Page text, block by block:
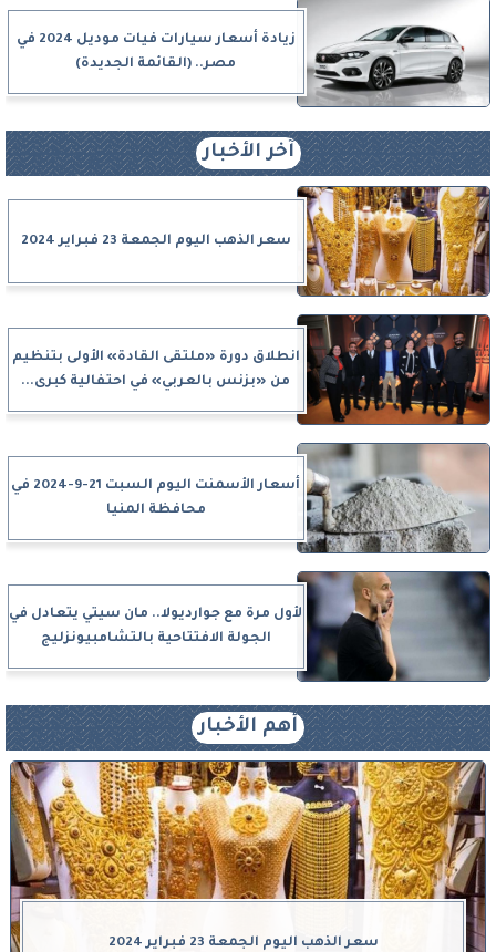
زيادة أسعار سيارات فيات موديل 2024 في
مصر.. (القائمة الجديدة)
آخر الأخبار
سعر الذهب اليوم الجمعة 23 فبراير 2024
انطلاق دورة «ملتقى القادة» الأولى بتنظيم
من «بزنس بالعربي» في احتفالية كبرى...
أسعار الأسمنت اليوم السبت 21-9-2024 في
محافظة المنيا
لأول مرة مع جوارديولا.. مان سيتي يتعادل في
الجولة الافتتاحية بالتشامبيونزليج
أهم الأخبار
سعر الذهب اليوم الجمعة 23 فبراير 2024